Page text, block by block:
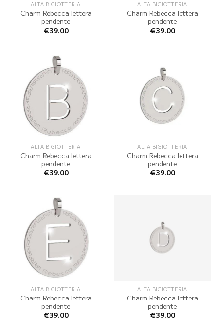
ALTA BIGIOTTERIA
Charm Rebecca lettera
pendente
€39.00
ALTA BIGIOTTERIA
Charm Rebecca lettera
pendente
€39.00
ALTA BIGIOTTERIA
Charm Rebecca lettera
pendente
€39.00
ALTA BIGIOTTERIA
Charm Rebecca lettera
pendente
€39.00
ALTA BIGIOTTERIA
Charm Rebecca lettera
pendente
€39.00
ALTA BIGIOTTERIA
Charm Rebecca lettera
pendente
€39.00